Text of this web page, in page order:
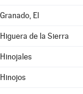
Granado, El
Higuera de la Sierra
Hinojales
Hinojos